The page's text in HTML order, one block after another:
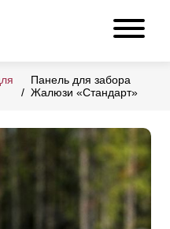
Панель для забора
Жалюзи «Стандарт»